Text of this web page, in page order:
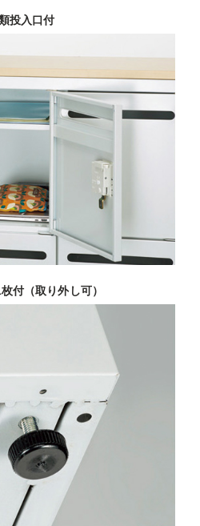
投入口付
付（取り外し可）